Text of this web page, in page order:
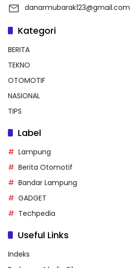
danarmubarak123@gmail.com
Kategori
BERITA
TEKNO
OTOMOTIF
NASIONAL
TIPS
Label
Lampung
Berita Otomotif
Bandar Lampung
GADGET
Techpedia
Useful Links
Indeks